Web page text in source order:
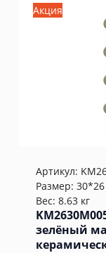
Акция
Артикул:
Размер:
Вес: 8.63 кг
зелёный